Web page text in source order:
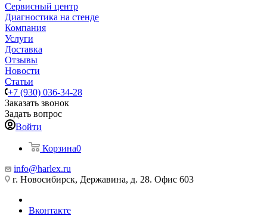
Сервисный центр
Диагностика на стенде
Компания
Услуги
Доставка
Отзывы
Новости
Статьи
+7 (930) 036-34-28
Заказать звонок
Задать вопрос
Войти
Корзина0
info@harlex.ru
г. Новосибирск, Державина, д. 28. Офис 603
Вконтакте